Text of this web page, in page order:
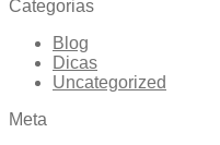
Categorias
Blog
Dicas
Uncategorized
Meta